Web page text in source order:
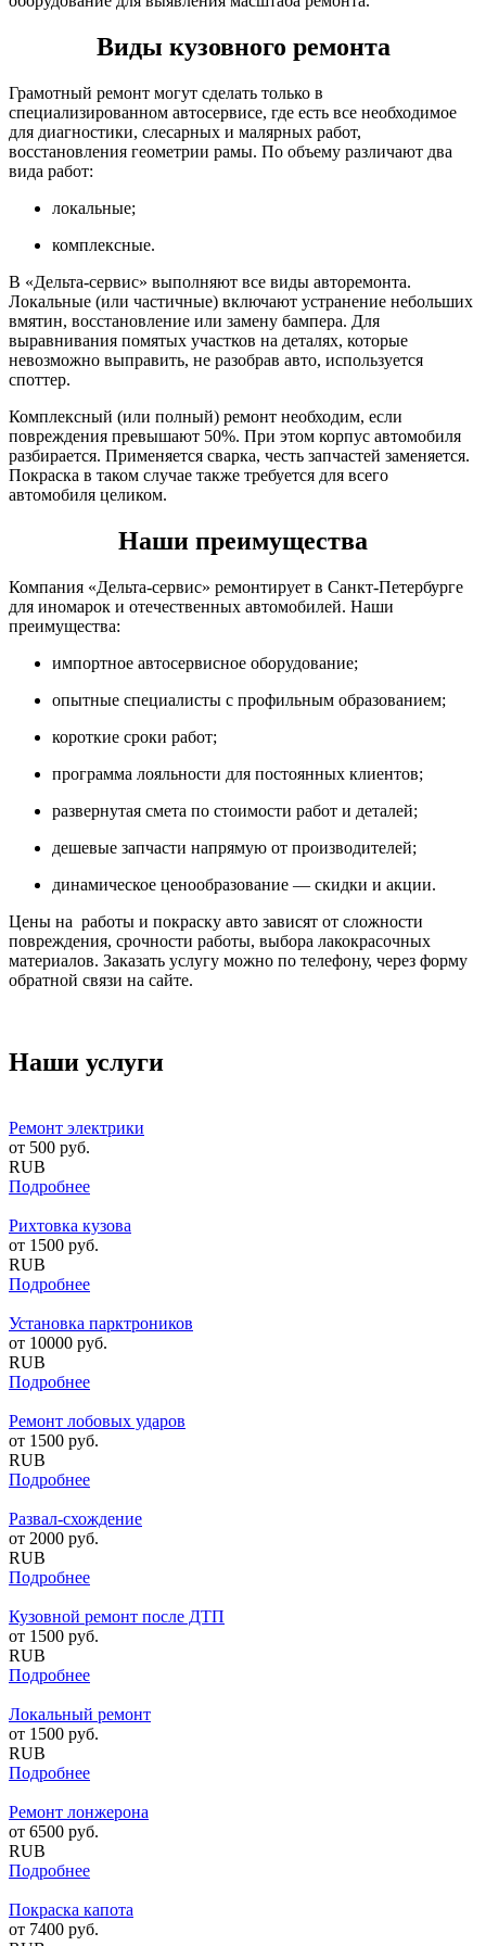
Виды кузовного ремонта
Грамотный ремонт могут сделать только в
специализированном автосервисе, где есть все необходимое
для диагностики, слесарных и малярных работ,
восстановления геометрии рамы. По объему различают два
вида работ:
локальные;
комплексные.
В «Дельта-сервис» выполняют все виды авторемонта.
Локальные (или частичные) включают устранение небольших
вмятин, восстановление или замену бампера. Для
выравнивания помятых участков на деталях, которые
невозможно выправить, не разобрав авто, используется
споттер.
Комплексный (или полный) ремонт необходим, если
повреждения превышают 50%. При этом корпус автомобиля
разбирается. Применяется сварка, честь запчастей заменяется.
Покраска в таком случае также требуется для всего
автомобиля целиком.
Наши преимущества
Компания «Дельта-сервис» ремонтирует в Санкт-Петербурге
для иномарок и отечественных автомобилей. Наши
преимущества:
импортное автосервисное оборудование;
опытные специалисты с профильным образованием;
короткие сроки работ;
программа лояльности для постоянных клиентов;
развернутая смета по стоимости работ и деталей;
дешевые запчасти напрямую от производителей;
динамическое ценообразование — скидки и акции.
Цены на работы и покраску авто зависят от сложности
повреждения, срочности работы, выбора лакокрасочных
материалов. Заказать услугу можно по телефону, через форму
обратной связи на сайте.
Наши услуги
Ремонт электрики
от 500 руб.
RUB
Подробнее
Рихтовка кузова
от 1500 руб.
RUB
Подробнее
Установка парктроников
от 10000 руб.
RUB
Подробнее
Ремонт лобовых ударов
от 1500 руб.
RUB
Подробнее
Развал-схождение
от 2000 руб.
RUB
Подробнее
Кузовной ремонт после ДТП
от 1500 руб.
RUB
Подробнее
Локальный ремонт
от 1500 руб.
RUB
Подробнее
Ремонт лонжерона
от 6500 руб.
RUB
Подробнее
Покраска капота
от 7400 руб.